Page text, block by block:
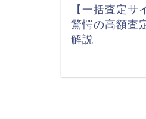
【一括査定サ
驚愕の高額査
解説